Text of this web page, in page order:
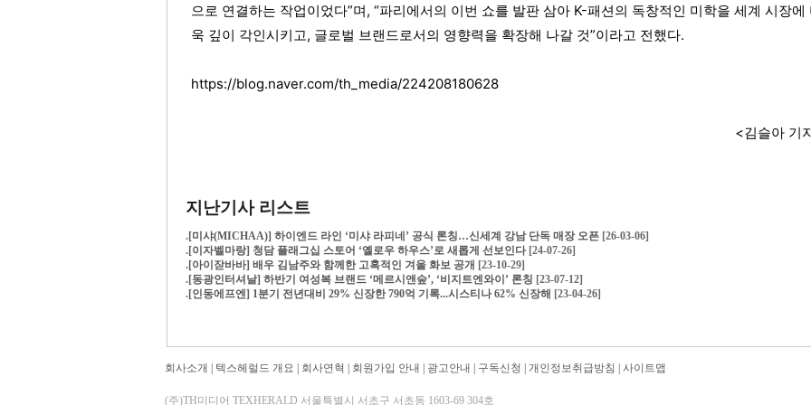
으로 연결하는 작업이었다”며, “파리에서의 이번 쇼를 발판 삼아 K-패션의 독창적인 미학을 세계 시장에
욱 깊이 각인시키고, 글로벌 브랜드로서의 영향력을 확장해 나갈 것”이라고 전했다.
https://blog.naver.com/th_media/224208180628
<김슬아 기
지난기사 리스트
.[미샤(MICHAA)] 하이엔드 라인 ‘미샤 라피네’ 공식 론칭…신세계 강남 단독 매장 오픈 [26-03-06]
.[이자벨마랑] 청담 플래그십 스토어 ‘옐로우 하우스’로 새롭게 선보인다 [24-07-26]
.[아이잗바바] 배우 김남주와 함께한 고혹적인 겨울 화보 공개 [23-10-29]
.[동광인터셔날] 하반기 여성복 브랜드 ‘메르시앤숲’, ‘비지트엔와이’ 론칭 [23-07-12]
.[인동에프엔] 1분기 전년대비 29% 신장한 790억 기록...시스티나 62% 신장해 [23-04-26]
회사소개 텍스헤럴드 개요 회사연혁 회원가입 안내 광고안내 구독신청 개인정보취급방침 사이트맵
(주)TH미디어 TEXHERALD 서울특별시 서초구 서초동 1603-69 304호